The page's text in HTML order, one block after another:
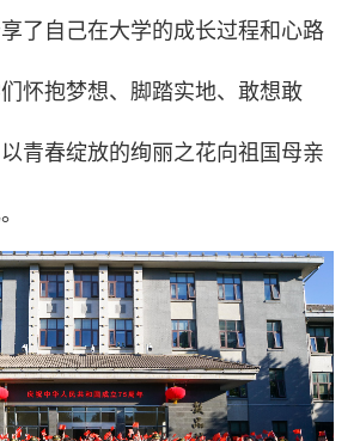
了自己在大学的成长过程和心路
怀抱梦想、脚踏实地、敢想敢
青春绽放的绚丽之花向祖国母亲